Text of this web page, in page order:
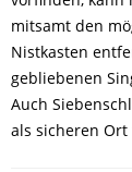
mitsamt den
Nistkasten
gebliebenen
Auch
als sicheren